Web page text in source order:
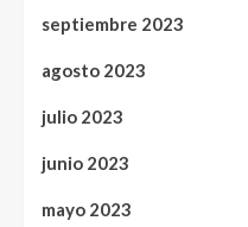
septiembre 2023
agosto 2023
julio 2023
junio 2023
mayo 2023